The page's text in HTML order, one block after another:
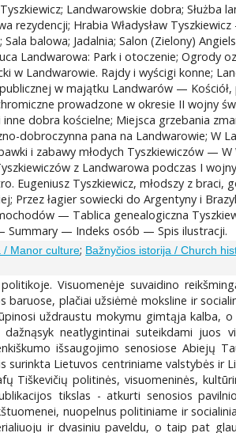
Landwarowskie dobra; Służba
Hrabia Władysław
balowa; Jadalnia; Salon (Zielony)
Landwarowa: Park i otoczenie; Ogrody
Landwarowie. Rajdy i wyścigi konne;
w majątku Landwarów —
prowadzone w okresie II wojny
dobra kościelne; Miejsca grzebania
dobroczynna pana na Landwarowie; W
i zabawy młodych Tyszkiewiczów — W
z Landwarowa podczas I
Eugeniusz Tyszkiewicz, młodszy z braci,
Przez łagier sowiecki do Argentyny i
— Tablica genealogiczna
Summary — Indeks osób — Spis ilustracji.
/ Manor culture; Bažnyčios istorija / Church
Visuomenėje suvaidino
plačiai užsiėmė moksline ir
uždraustu mokymu gimtąja kalba,
neatlygintinai suteikdami juos
išsaugojimo senosiose Abiejų
surinkta Lietuvos centriniame valstybės ir
Tiškevičių politinės, visuomeninės,
tikslas - atkurti senosios
nuopelnus politiniame ir
ir dvasiniu paveldu, o taip pat